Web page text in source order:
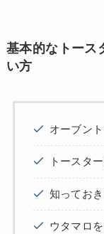
基本的なトース
い方
オーブン
トースタ
知ってお
ウタマロ